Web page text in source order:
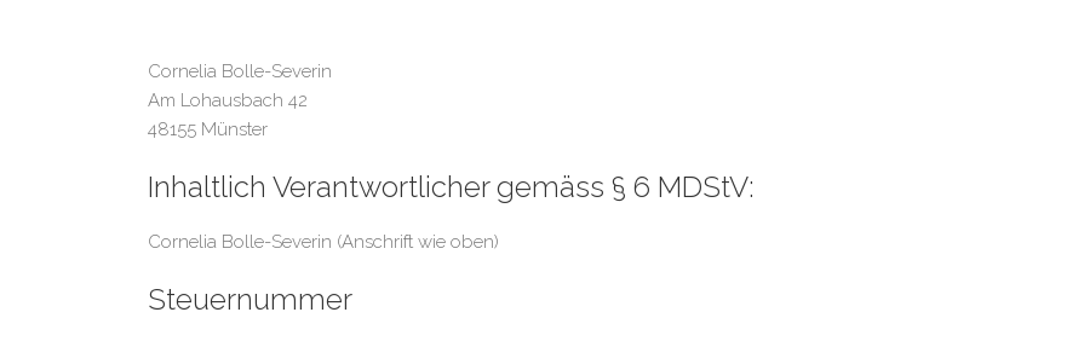
Cornelia Bolle-Severin
Am Lohausbach 42
48155 Münster
Inhaltlich Verantwortlicher gemäss § 6 MDStV:
Cornelia Bolle-Severin (Anschrift wie oben)
Steuernummer